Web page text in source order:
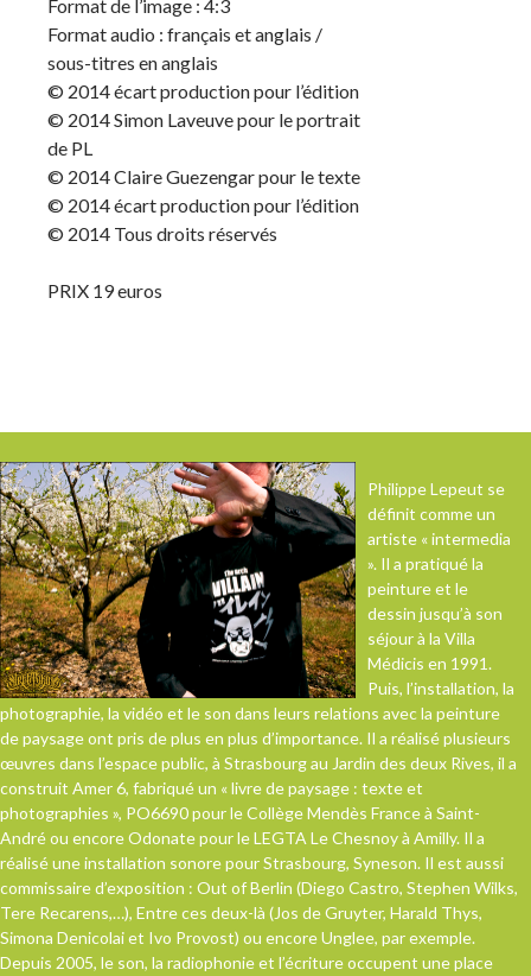
Format de l’image : 4:3
Format audio : français et anglais /
sous-titres en anglais
© 2014 écart production pour l’édition
© 2014 Simon Laveuve pour le portrait
de PL
© 2014 Claire Guezengar pour le texte
© 2014 écart production pour l’édition
© 2014 Tous droits réservés
PRIX 19 euros
Philippe Lepeut se
définit comme un
artiste « intermedia
». Il a pratiqué la
peinture et le
dessin jusqu’à son
séjour à la Villa
Médicis en 1991.
Puis, l’installation, la
photographie, la vidéo et le son dans leurs relations avec la peinture
de paysage ont pris de plus en plus d’importance. Il a réalisé plusieurs
œuvres dans l’espace public, à Strasbourg au Jardin des deux Rives, il a
construit Amer 6, fabriqué un « livre de paysage : texte et
photographies », PO6690 pour le Collège Mendès France à Saint-
André ou encore Odonate pour le LEGTA Le Chesnoy à Amilly. Il a
réalisé une installation sonore pour Strasbourg, Syneson. Il est aussi
commissaire d’exposition : Out of Berlin (Diego Castro, Stephen Wilks,
Tere Recarens,…), Entre ces deux-là (Jos de Gruyter, Harald Thys,
Simona Denicolai et Ivo Provost) ou encore Unglee, par exemple.
Depuis 2005, le son, la radiophonie et l’écriture occupent une place